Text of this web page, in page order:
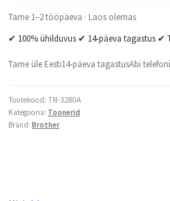
Tarne 1–2 tööpäeva · Laos olemas
✔ 100% ühilduvus ✔ 14-päeva tagastus ✔
Tarne üle Eesti14-päeva tagastusAbi
Tootekood: TN-3280A
Kategooria: Toonerid
Bränd: Brother